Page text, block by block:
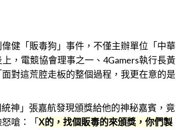
健「販毒狗」事件，不僅主辦單位 「中華
，電競協會理事之一、4Gamers執行長黃
對這荒腔走板的整個過程，我更在意的是
神」張嘉航發現頒獎給他的神秘嘉賓，竟
嗆：「X的，找個販毒的來頒獎，你們製